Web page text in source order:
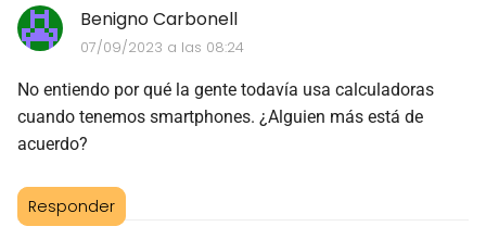
Benigno Carbonell
07/09/2023 a las 08:24
No entiendo por qué la gente todavía usa calculadoras
cuando tenemos smartphones. ¿Alguien más está de
acuerdo?
Responder